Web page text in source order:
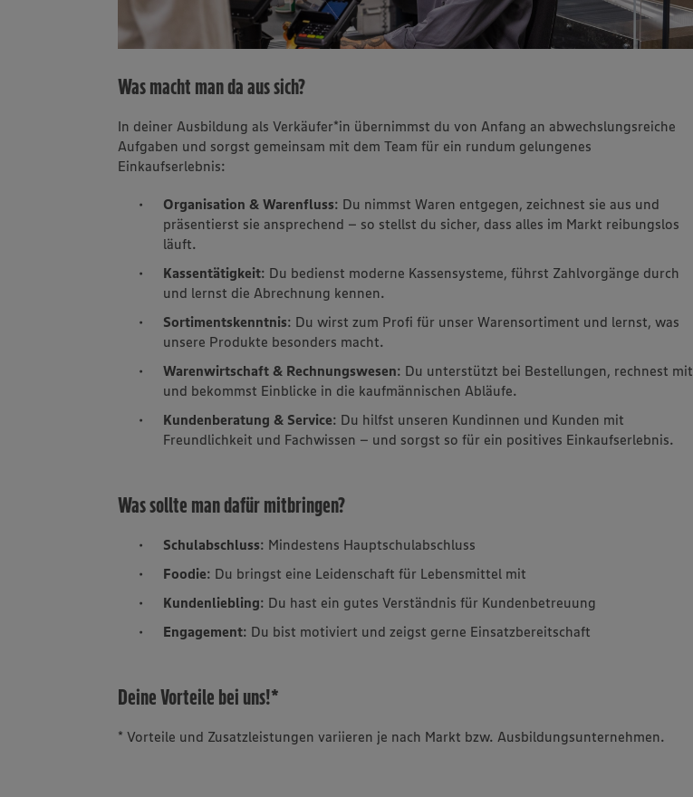
Was macht man da aus sich?
In deiner Ausbildung als Verkäufer*in übernimmst du von Anfang an abwechslungsreiche
Aufgaben und sorgst gemeinsam mit dem Team für ein rundum gelungenes
Einkaufserlebnis:
Organisation & Warenfluss: Du nimmst Waren entgegen, zeichnest sie aus und
präsentierst sie ansprechend – so stellst du sicher, dass alles im Markt reibungslos
läuft.
Kassentätigkeit: Du bedienst moderne Kassensysteme, führst Zahlvorgänge durch
und lernst die Abrechnung kennen.
Sortimentskenntnis: Du wirst zum Profi für unser Warensortiment und lernst, was
unsere Produkte besonders macht.
Warenwirtschaft & Rechnungswesen: Du unterstützt bei Bestellungen, rechnest mit
und bekommst Einblicke in die kaufmännischen Abläufe.
Kundenberatung & Service: Du hilfst unseren Kundinnen und Kunden mit
Freundlichkeit und Fachwissen – und sorgst so für ein positives Einkaufserlebnis.
Was sollte man dafür mitbringen?
Schulabschluss: Mindestens Hauptschulabschluss
Foodie: Du bringst eine Leidenschaft für Lebensmittel mit
Kundenliebling: Du hast ein gutes Verständnis für Kundenbetreuung
Engagement: Du bist motiviert und zeigst gerne Einsatzbereitschaft
Deine Vorteile bei uns!*
* Vorteile und Zusatzleistungen variieren je nach Markt bzw. Ausbildungsunternehmen.